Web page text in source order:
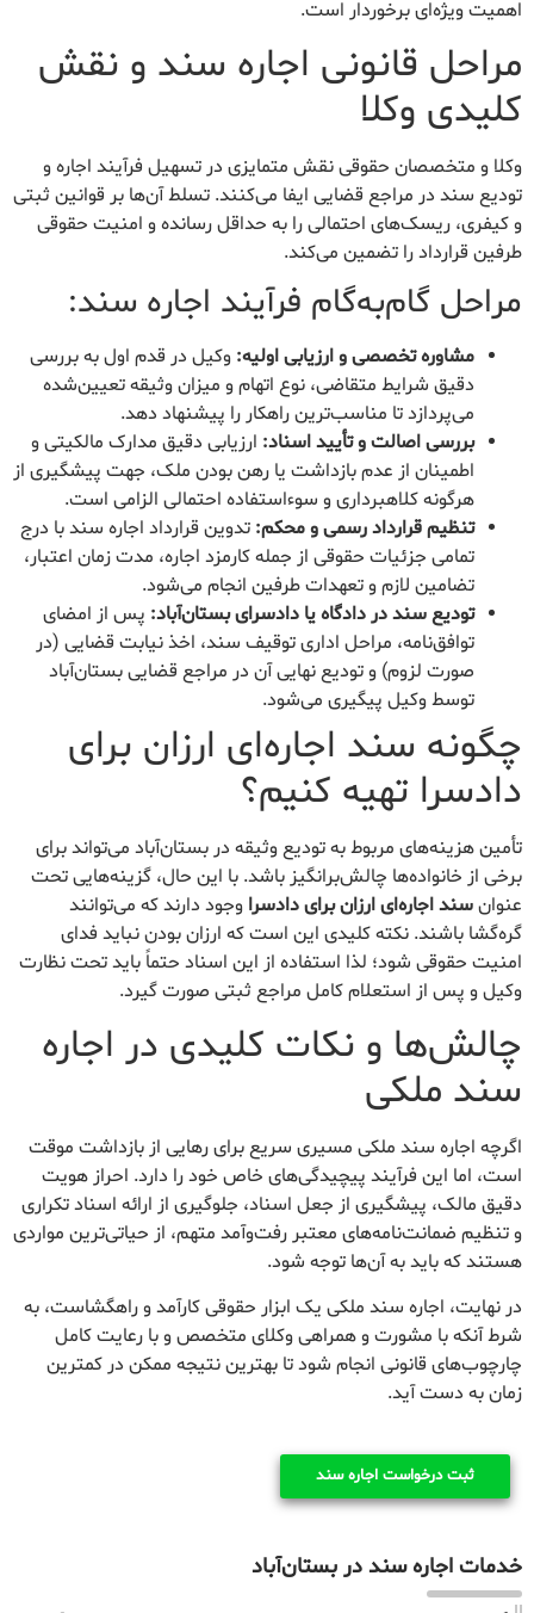
اهمیت ویژه‌ای برخوردار است.
مراحل قانونی اجاره سند و نقش
کلیدی وکلا
وکلا و متخصصان حقوقی نقش متمایزی در تسهیل فرآیند اجاره و
تودیع سند در مراجع قضایی ایفا می‌کنند. تسلط آن‌ها بر قوانین ثبتی
و کیفری، ریسک‌های احتمالی را به حداقل رسانده و امنیت حقوقی
طرفین قرارداد را تضمین می‌کند.
مراحل گام‌به‌گام فرآیند اجاره سند:
مشاوره تخصصی و ارزیابی اولیه: وکیل در قدم اول به بررسی
دقیق شرایط متقاضی، نوع اتهام و میزان وثیقه تعیین‌شده
می‌پردازد تا مناسب‌ترین راهکار را پیشنهاد دهد.
بررسی اصالت و تأیید اسناد: ارزیابی دقیق مدارک مالکیتی و
اطمینان از عدم بازداشت یا رهن بودن ملک، جهت پیشگیری از
هرگونه کلاهبرداری و سوءاستفاده احتمالی الزامی است.
تنظیم قرارداد رسمی و محکم: تدوین قرارداد اجاره سند با درج
تمامی جزئیات حقوقی از جمله کارمزد اجاره، مدت زمان اعتبار،
تضامین لازم و تعهدات طرفین انجام می‌شود.
تودیع سند در دادگاه یا دادسرای بستان‌آباد: پس از امضای
توافق‌نامه، مراحل اداری توقیف سند، اخذ نیابت قضایی (در
صورت لزوم) و تودیع نهایی آن در مراجع قضایی بستان‌آباد
توسط وکیل پیگیری می‌شود.
چگونه سند اجاره‌ای ارزان برای
دادسرا تهیه کنیم؟
تأمین هزینه‌های مربوط به تودیع وثیقه در بستان‌آباد می‌تواند برای
برخی از خانواده‌ها چالش‌برانگیز باشد. با این حال، گزینه‌هایی تحت
عنوانسند اجاره‌ای ارزان برای دادسرا وجود دارند که می‌توانند
گره‌گشا باشند. نکته کلیدی این است که ارزان بودن نباید فدای
امنیت حقوقی شود؛ لذا استفاده از این اسناد حتماً باید تحت نظارت
وکیل و پس از استعلام کامل مراجع ثبتی صورت گیرد.
چالش‌ها و نکات کلیدی در اجاره
سند ملکی
اگرچه اجاره سند ملکی مسیری سریع برای رهایی از بازداشت موقت
است، اما این فرآیند پیچیدگی‌های خاص خود را دارد. احراز هویت
دقیق مالک، پیشگیری از جعل اسناد، جلوگیری از ارائه اسناد تکراری
و تنظیم ضمانت‌نامه‌های معتبر رفت‌وآمد متهم، از حیاتی‌ترین مواردی
هستند که باید به آن‌ها توجه شود.
در نهایت، اجاره سند ملکی یک ابزار حقوقی کارآمد و راهگشاست، به
شرط آنکه با مشورت و همراهی وکلای متخصص و با رعایت کامل
چارچوب‌های قانونی انجام شود تا بهترین نتیجه ممکن در کمترین
زمان به دست آید.
ثبت درخواست اجاره سند
خدمات اجاره سند در بستان‌آباد